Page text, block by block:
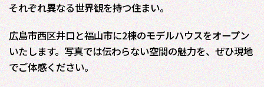
それぞれ異なる世界観を持つ住まい。
広島市西区井口と福山市に2棟のモデルハウスをオープン
いたします。写真では伝わらない空間の魅力を、ぜひ現地
でご体感ください。